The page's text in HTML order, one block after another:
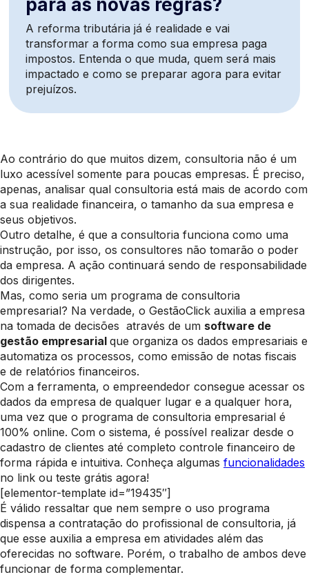
para as novas regras?
A reforma tributária já é realidade e vai
transformar a forma como sua empresa paga
impostos. Entenda o que muda, quem será mais
impactado e como se preparar agora para evitar
prejuízos.
Ao contrário do que muitos dizem, consultoria não é um
luxo acessível somente para poucas empresas. É preciso,
apenas, analisar qual consultoria está mais de acordo com
a sua realidade financeira, o tamanho da sua empresa e
seus objetivos.
Outro detalhe, é que a consultoria funciona como uma
instrução, por isso, os consultores não tomarão o poder
da empresa. A ação continuará sendo de responsabilidade
dos dirigentes.
Mas, como seria um programa de consultoria
empresarial? Na verdade, o GestãoClick auxilia a empresa
na tomada de decisões através de um software de
gestão empresarial que organiza os dados empresariais e
automatiza os processos, como emissão de notas fiscais
e de relatórios financeiros.
Com a ferramenta, o empreendedor consegue acessar os
dados da empresa de qualquer lugar e a qualquer hora,
uma vez que o programa de consultoria empresarial é
100% online. Com o sistema, é possível realizar desde o
cadastro de clientes até completo controle financeiro de
forma rápida e intuitiva. Conheça algumas funcionalidades
no link ou teste grátis agora!
[elementor-template id=”19435″]
É válido ressaltar que nem sempre o uso programa
dispensa a contratação do profissional de consultoria, já
que esse auxilia a empresa em atividades além das
oferecidas no software. Porém, o trabalho de ambos deve
funcionar de forma complementar.